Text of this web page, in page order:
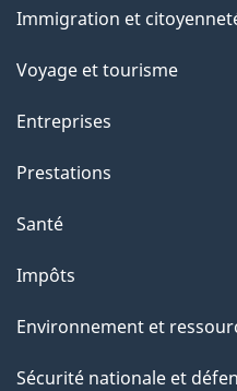
sujets
Immigration et
Voyage et tourisme
Entreprises
Prestations
Santé
Impôts
Environnement et
Sécurité nationale et